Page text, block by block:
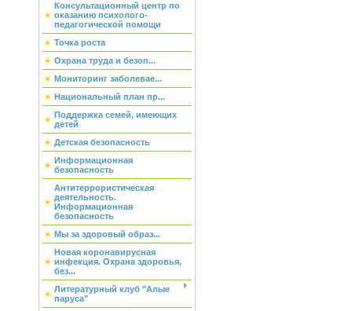
Консультационный центр по
оказанию психолого-
педагогической помощи
Точка роста
Охрана труда и безоп...
Мониторинг заболевае...
Национальный план пр...
Поддержка семей, имеющих
детей
Детская безопасность
Информационная
безопасность
Антитеррористическая
деятельность.
Информационная
безопасность
Мы за здоровый образ...
Новая коронавирусная
инфекция. Охрана здоровья,
без...
Литературный клуб "Алые
паруса"